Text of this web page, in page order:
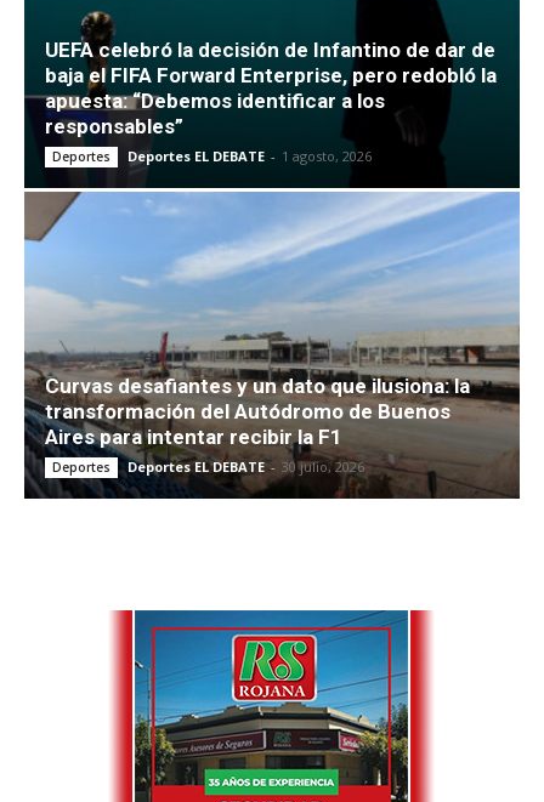
UEFA celebró la decisión de Infantino de dar de
baja el FIFA Forward Enterprise, pero redobló la
apuesta: “Debemos identificar a los
responsables”
Deportes Deportes EL DEBATE - 1 agosto, 2026
Curvas desafiantes y un dato que ilusiona: la
transformación del Autódromo de Buenos
Aires para intentar recibir la F1
Deportes Deportes EL DEBATE - 30 julio, 2026